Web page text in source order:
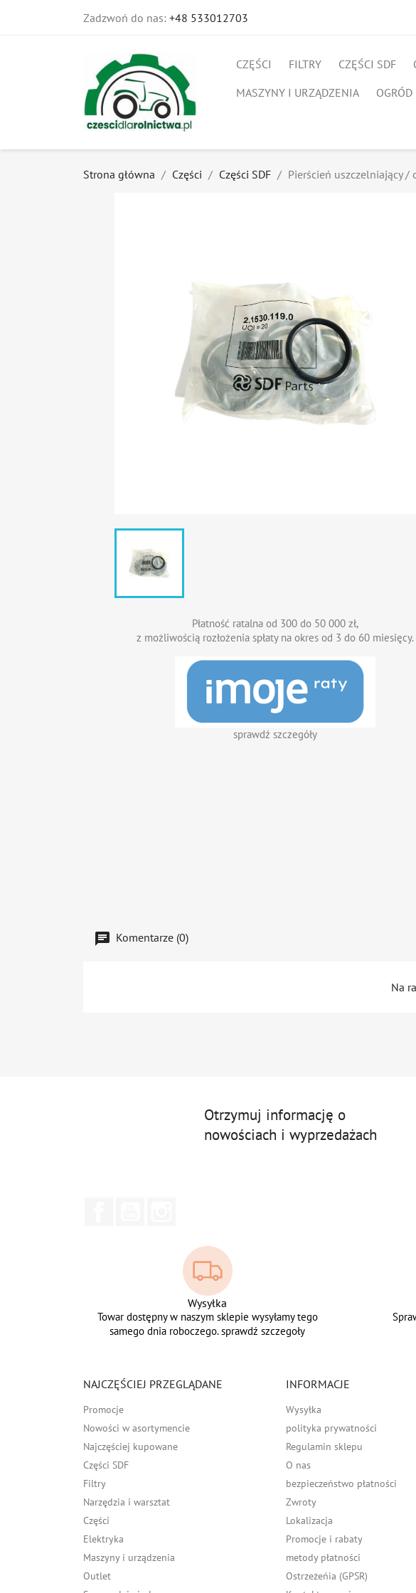
Zadzwoń do nas: +48 533012703
CZĘŚCI FILTRY CZĘŚCI SDF
MASZYNY I URZĄDZENIA
OGRÓD
Strona główna Części Części SDF Pierścień uszczelniający /
Płatność ratalna od 300 do 50 000 zł,
z możliwością rozłożenia spłaty na okres od 3 do 60 miesięcy.
sprawdź szczegóły
Komentarze (0)
Na
Otrzymuj informację o
nowościach i wyprzedażach
Wysyłka
Towar dostępny w naszym sklepie wysyłamy tego
samego dnia roboczego. sprawdź szczegoły
NAJCZĘŚCIEJ PRZEGLĄDANE
Promocje
Nowości w asortymencie
Najczęściej kupowane
Części SDF
Filtry
Narzędzia i warsztat
Części
Elektryka
Maszyny i urządzenia
Outlet
INFORMACJE
Wysyłka
polityka prywatności
Regulamin sklepu
O nas
bezpieczeństwo płatności
Zwroty
Lokalizacja
Promocje i rabaty
metody płatności
Ostrzeżeńia (GPSR)